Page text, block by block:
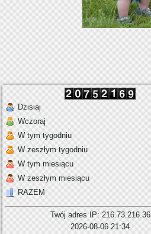
Dzisiaj
Wczoraj
W tym tygodniu
W zeszłym tygodniu
W tym miesiącu
W zeszłym miesiącu
RAZEM
Twój adres IP: 216.73.216.36
2026-08-06 21:34